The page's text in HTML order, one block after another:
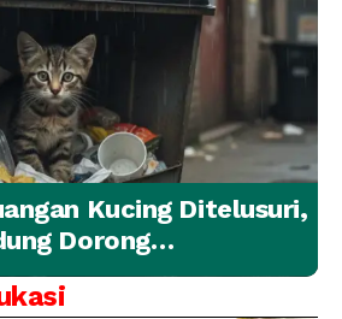
Kucing Ditelusuri,
Dorong
yang